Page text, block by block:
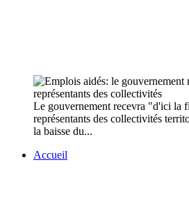
Le gouvernement recevra "d'ici la
représentants des collectivités
la baisse du...
Accueil